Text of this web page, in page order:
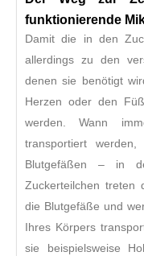
funktionierende
Damit die in den
allerdings zu den
denen sie benötigt
Herzen oder den
werden. Wann
transportiert
Blutgefäßen – in
Zuckerteilchen treten
die Blutgefäße und
Ihres Körpers
sie beispielsweise